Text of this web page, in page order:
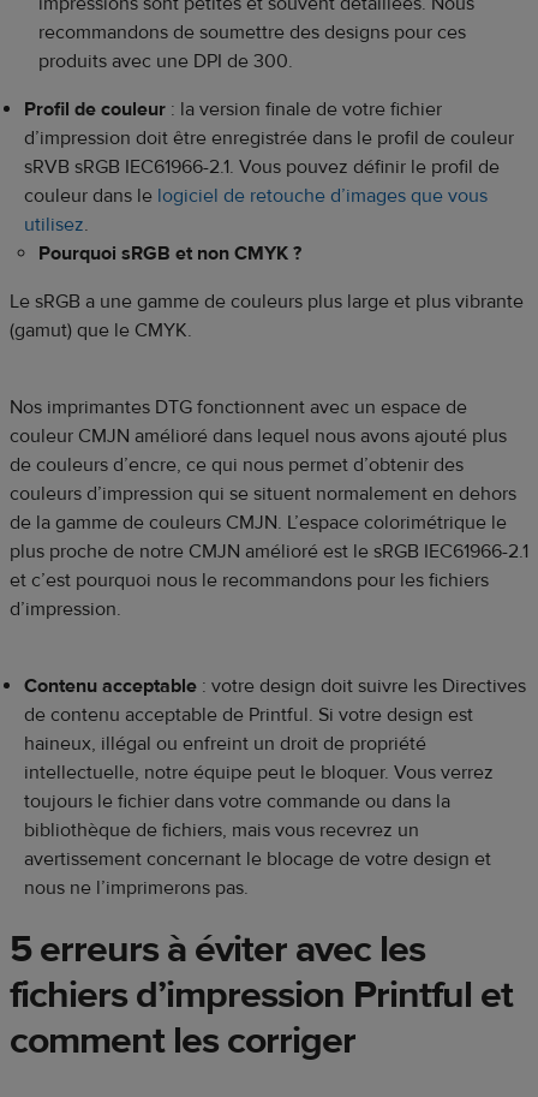
recommandons de soumettre des designs pour ces
produits avec une DPI de 300.
Profil de couleur : la version finale de votre fichier
d’impression doit être enregistrée dans le profil de couleur
sRVB sRGB IEC61966-2.1. Vous pouvez définir le profil de
couleur dans le logiciel de retouche d’images que vous
utilisez.
Pourquoi sRGB et non CMYK ?
Le sRGB a une gamme de couleurs plus large et plus vibrante
(gamut) que le CMYK.
Nos imprimantes DTG fonctionnent avec un espace de
couleur CMJN amélioré dans lequel nous avons ajouté plus
de couleurs d’encre, ce qui nous permet d’obtenir des
couleurs d’impression qui se situent normalement en dehors
de la gamme de couleurs CMJN. L’espace colorimétrique le
plus proche de notre CMJN amélioré est le sRGB IEC61966-2.1
et c’est pourquoi nous le recommandons pour les fichiers
d’impression.
Contenu acceptable : votre design doit suivre les Directives
de contenu acceptable de Printful. Si votre design est
haineux, illégal ou enfreint un droit de propriété
intellectuelle, notre équipe peut le bloquer. Vous verrez
toujours le fichier dans votre commande ou dans la
bibliothèque de fichiers, mais vous recevrez un
avertissement concernant le blocage de votre design et
nous ne l’imprimerons pas.
5 erreurs à éviter avec les
fichiers d’impression Printful et
comment les corriger